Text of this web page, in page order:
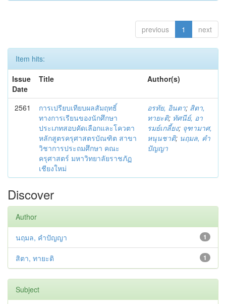
previous 1 next
Item hits:
Issue
Date
Title Author(s)
2561
การเปรียบเทียบผลสัมฤทธิ์
ทางการเรียนของนักศึกษา
ประเภทสอบคัดเลือกและโควตา
หลักสูตรครุศาสตรบัณฑิต สาขา
วิชาการประถมศึกษา คณะ
ครุศาสตร์ มหาวิทยาลัยราชภัฏ
เชียงใหม่
อรทัย, อินตา; สิตา,
ทายะติ; ทัศนีย์, อา
รมย์เกลี้ยง; จุฑามาศ,
หนุนชาติ; นฤมล, คำ
ปัญญา
Discover
Author
1
นฤมล, คำปัญญา
1
สิตา, ทายะติ
Subject